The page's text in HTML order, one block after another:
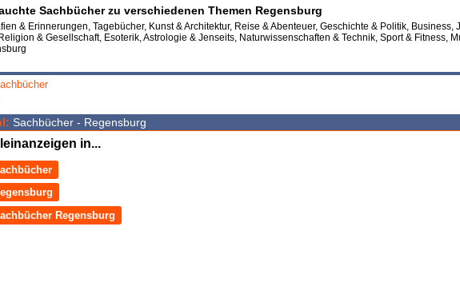
Sachbücher zu verschiedenen Themen Regensburg
& Erinnerungen, Tagebücher, Kunst & Architektur, Reise & Abenteuer, Geschichte & Politik, Business,
& Gesellschaft, Esoterik, Astrologie & Jenseits, Naturwissenschaften & Technik, Sport & Fitness,
Sachbücher - Regensburg
in...
Regensburg